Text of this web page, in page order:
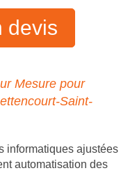
devis
Mesure pour
Saint-
informatiques ajustées
automatisation des